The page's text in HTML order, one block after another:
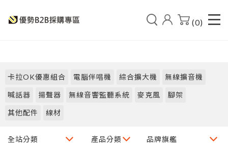
(0)
卡拉OK優惠組合 電腦伴唱機 綜合擴大機 無線擴音機
喊話器 揚聲器 無線音響監聽系統 麥克風 腳架
其他配件 線材